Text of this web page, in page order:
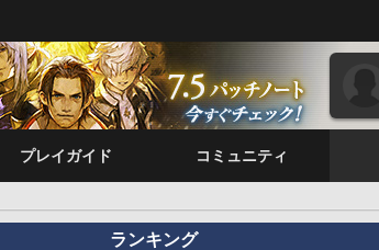
プレイガイド コミュニティ
ランキング